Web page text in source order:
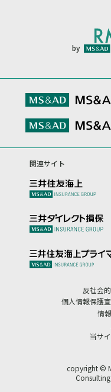
by
関連サイト
反社会
個人情報保護
情
当サ
copyright ©